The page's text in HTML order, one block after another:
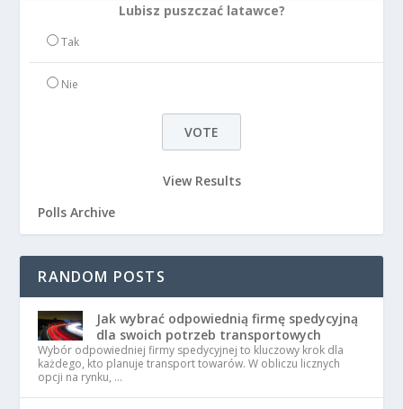
Lubisz puszczać latawce?
Tak
Nie
View Results
Polls Archive
RANDOM POSTS
Jak wybrać odpowiednią firmę spedycyjną
dla swoich potrzeb transportowych
Wybór odpowiedniej firmy spedycyjnej to kluczowy krok dla
każdego, kto planuje transport towarów. W obliczu licznych
opcji na rynku, …